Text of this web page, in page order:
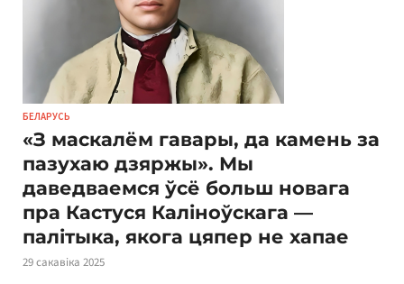
БЕЛАРУСЬ
«З маскалём гавары, да камень за
пазухаю дзяржы». Мы
даведваемся ўсё больш новага
пра Кастуся Каліноўскага —
палітыка, якога цяпер не хапае
29 сакавіка 2025